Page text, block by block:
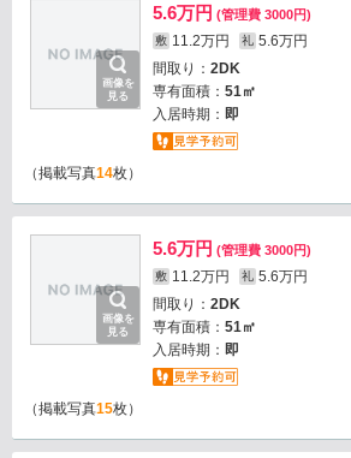
画像を
見る
5.6万円 (管理費 3000円)
敷 11.2万円 礼 5.6万円
間取り： 2DK
専有面積： 51㎡
入居時期： 即
（掲載写真14枚）
画像を
見る
5.6万円 (管理費 3000円)
敷 11.2万円 礼 5.6万円
間取り： 2DK
専有面積： 51㎡
入居時期： 即
（掲載写真15枚）